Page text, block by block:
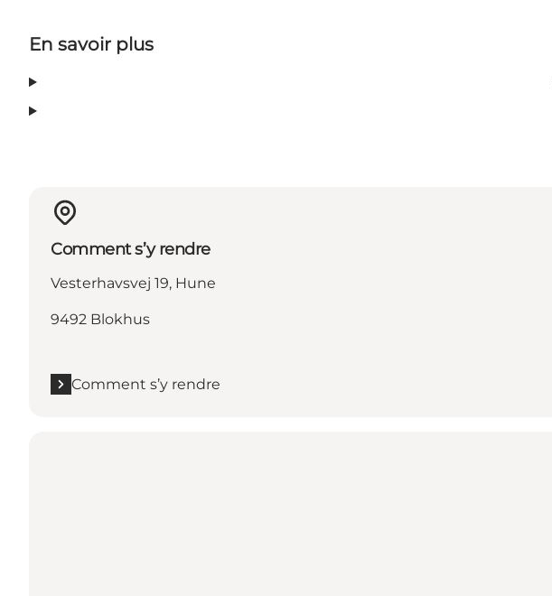
En savoir plus
Comment s’y rendre
Vesterhavsvej 19, Hune
9492 Blokhus
Comment s’y rendre